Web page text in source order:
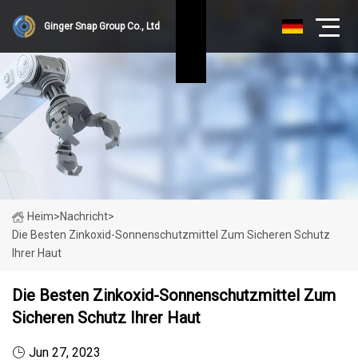
Ginger Snap Group Co., Ltd
Heim>Nachricht>
Die Besten Zinkoxid-Sonnenschutzmittel Zum Sicheren Schutz
Ihrer Haut
Die Besten Zinkoxid-Sonnenschutzmittel Zum
Sicheren Schutz Ihrer Haut
Jun 27, 2023